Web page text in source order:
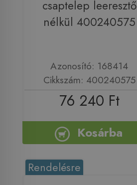
csaptelep leeresztő
nélkül 400240575
Azonosító: 168414
Cikkszám: 400240575
76 240 Ft
Kosárba
Rendelésre